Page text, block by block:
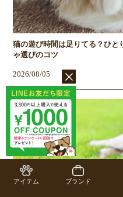
アイテム ブランド
猫の遊び時間は足りてる？ひと
ゃ選びのコツ
2026/08/05